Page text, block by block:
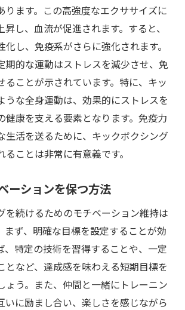
ります。この高強度なエクササイズに
昇し、血流が促進されます。すると、
し、免疫系がさらに強化されます。
期的な運動はストレスを減少させ、免
ることが示されています。特に、キッ
うな全身運動は、効果的にストレスを
健康を支える要素となります。免疫力
生活を送るために、キックボクシング
ことは非常に有意義です。
ーションを保つ方法
を続けるためのモチベーション維持は
まず、明確な目標を設定することが効
、特定の技術を習得することや、一定
となど、達成感を味わえる短期目標を
ょう。また、仲間と一緒にトレーニン
いに励まし合い、楽しさを感じながら